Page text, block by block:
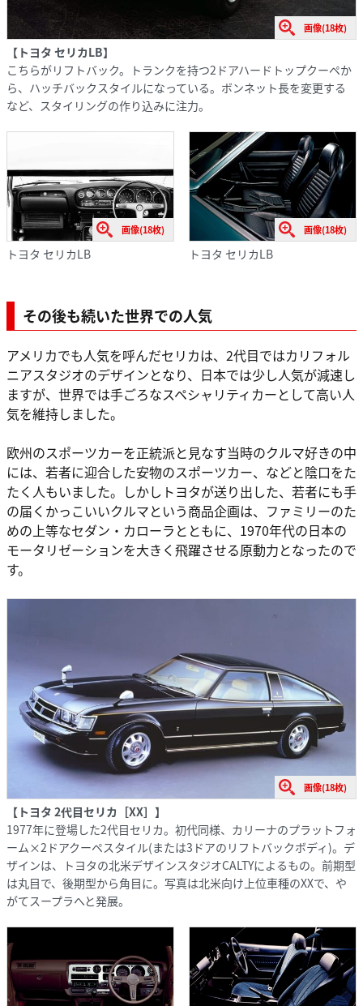
画像(18枚)
【トヨタ セリカLB】
こちらがリフトバック。トランクを持つ2ドアハードトップクーペか
ら、ハッチバックスタイルになっている。ボンネット長を変更する
など、スタイリングの作り込みに注力。
画像(18枚)
トヨタ セリカLB
画像(18枚)
トヨタ セリカLB
その後も続いた世界での人気
アメリカでも人気を呼んだセリカは、2代目ではカリフォル
ニアスタジオのデザインとなり、日本では少し人気が減速し
ますが、世界では手ごろなスペシャリティカーとして高い人
気を維持しました。
欧州のスポーツカーを正統派と見なす当時のクルマ好きの中
には、若者に迎合した安物のスポーツカー、などと陰口をた
たく人もいました。しかしトヨタが送り出した、若者にも手
の届くかっこいいクルマという商品企画は、ファミリーのた
めの上等なセダン・カローラとともに、1970年代の日本の
モータリゼーションを大きく飛躍させる原動力となったので
す。
画像(18枚)
【トヨタ 2代目セリカ［XX］】
1977年に登場した2代目セリカ。初代同様、カリーナのプラットフォ
ーム×2ドアクーペスタイル(または3ドアのリフトバックボディ)。デ
ザインは、トヨタの北米デザインスタジオCALTYによるもの。前期型
は丸目で、後期型から角目に。写真は北米向け上位車種のXXで、や
がてスープラへと発展。